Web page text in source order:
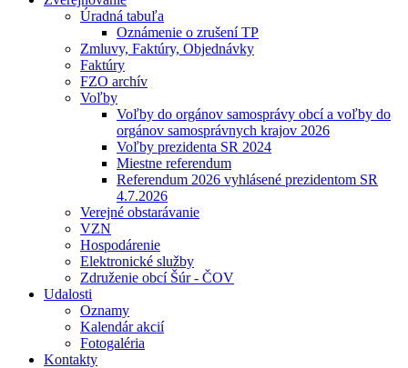
Úradná tabuľa
Oznámenie o zrušení TP
Zmluvy, Faktúry, Objednávky
Faktúry
FZO archív
Voľby
Voľby do orgánov samosprávy obcí a voľby do
orgánov samosprávnych krajov 2026
Voľby prezidenta SR 2024
Miestne referendum
Referendum 2026 vyhlásené prezidentom SR
4.7.2026
Verejné obstarávanie
VZN
Hospodárenie
Elektronické služby
Združenie obcí Šúr - ČOV
Udalosti
Oznamy
Kalendár akcií
Fotogaléria
Kontakty